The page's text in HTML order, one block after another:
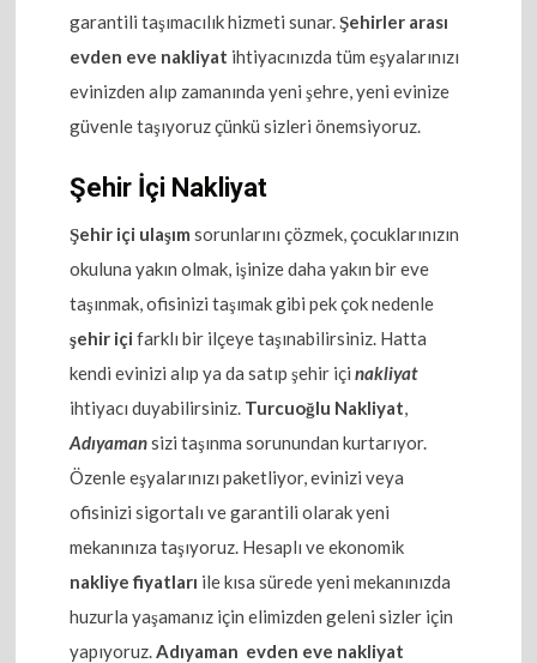
garantili taşımacılık hizmeti sunar.Şehirler arası
evden eve nakliyat ihtiyacınızda tüm eşyalarınızı
evinizden alıp zamanında yeni şehre, yeni evinize
güvenle taşıyoruz çünkü sizleri önemsiyoruz.
Şehir İçi Nakliyat
Şehir içi ulaşım sorunlarını çözmek, çocuklarınızın
okuluna yakın olmak, işinize daha yakın bir eve
taşınmak, ofisinizi taşımak gibi pek çok nedenle
şehir içi farklı bir ilçeye taşınabilirsiniz. Hatta
kendi evinizi alıp ya da satıp şehir içinakliyat
ihtiyacı duyabilirsiniz. Turcuoğlu Nakliyat,
Adıyamansizi taşınma sorunundan kurtarıyor.
Özenle eşyalarınızı paketliyor, evinizi veya
ofisinizi sigortalı ve garantili olarak yeni
mekanınıza taşıyoruz. Hesaplı ve ekonomik
nakliye fiyatları ile kısa sürede yeni mekanınızda
huzurla yaşamanız için elimizden geleni sizler için
yapıyoruz.Adıyaman evden eve nakliyat